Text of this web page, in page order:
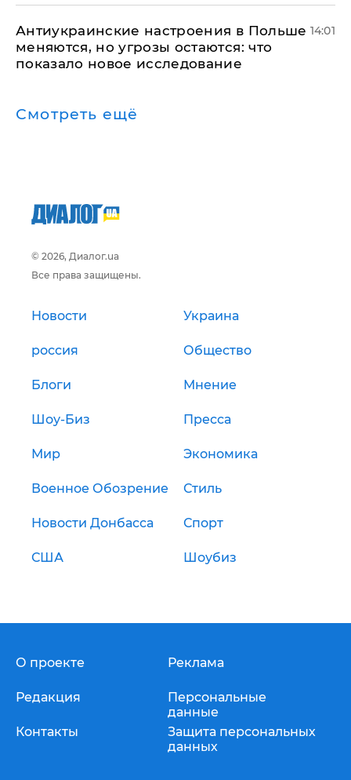
Антиукраинские настроения в Польше
меняются, но угрозы остаются: что
показало новое исследование
14:01
Смотреть ещё
© 2026, Диалог.ua
Все права защищены.
Новости Украина
россия Общество
Блоги Мнение
Шоу-Биз Пресса
Мир Экономика
Военное Обозрение Стиль
Новости Донбасса Спорт
США Шоубиз
О проекте
Редакция
Контакты
Реклама
Персональные
данные
Защита персональных
данных